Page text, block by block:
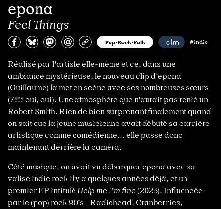
epona
Feel Things
Partagez sur Facebook
Partager sur Bluesky
Partager sur Mastodon
Partagez par e-mail
Copiez l’urlPop•Rock•Folk #indie
Réalisé par l'artiste elle-même et ce, dans une
ambiance mystérieuse, le nouveau clip d'epona
(Guillaume) la met en scène avec ses nombreuses sœurs
(7?!? oui, oui). Une atmosphère que n'aurait pas renié un
Robert Smith. Rien de bien surprenant finalement quand
on sait que la jeune musicienne avait débuté sa carrière
artistique comme comédienne... elle passe donc
maintenant derrière la caméra.
Côté musique, on avait vu débarquer epona avec sa
valise indie rock il y a quelques années déjà, et un
premier EP intitulé Help me I'm fine (2023). Influencée
par le (pop) rock 90's - Radiohead, Cranberries,